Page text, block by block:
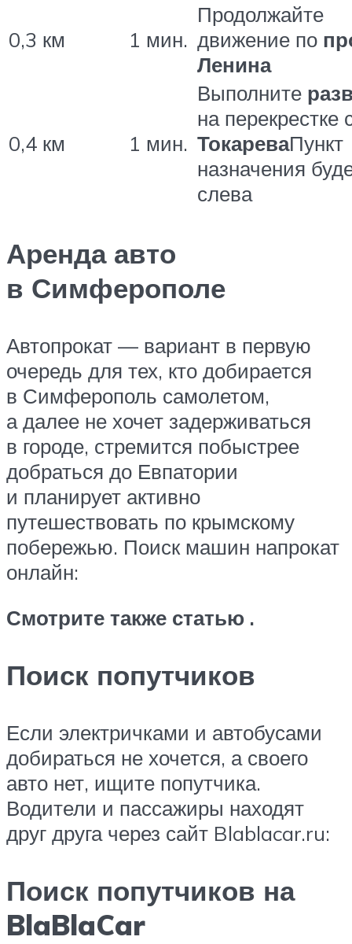
0,3 км 1 мин.
Продолжайте
движение по
Ленина
0,4 км 1 мин.
Выполните
на перекрестке
ТокареваПункт
назначения
слева
Аренда авто
в Симферополе
Автопрокат — вариант в первую
очередь для тех, кто добирается
в Симферополь самолетом,
а далее не хочет задерживаться
в городе, стремится побыстрее
добраться до Евпатории
и планирует активно
путешествовать по крымскому
побережью. Поиск машин напрокат
онлайн:
Смотрите также статью .
Поиск попутчиков
Если электричками и автобусами
добираться не хочется, а своего
авто нет, ищите попутчика.
Водители и пассажиры находят
друг друга через сайт Blablacar.ru:
Поиск попутчиков на
BlaBlaCar